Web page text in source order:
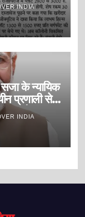
ब्लैकमेलिंग
INDIA
के न्यायिक
प्रणाली से
है?
INDIA